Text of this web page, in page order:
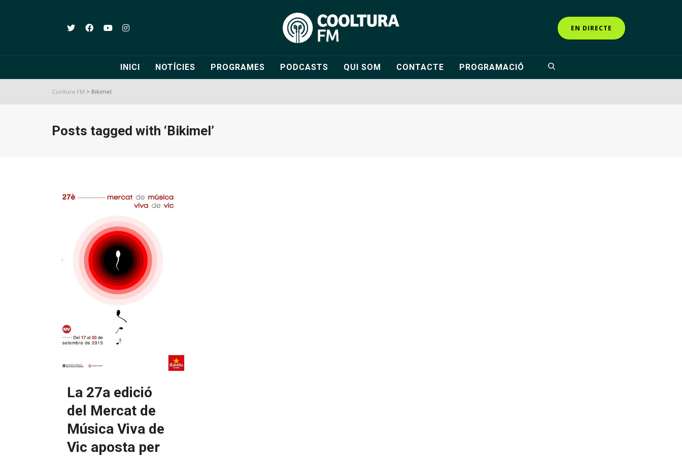
EN DIRECTE
INICI NOTÍCIES PROGRAMES PODCASTS QUI SOM CONTACTE PROGRAMACIÓ
Cooltura FM > Bikimel
Posts tagged with ‘Bikimel’
La 27a edició
del Mercat de
Música Viva de
Vic aposta per